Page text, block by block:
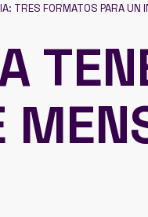
TRES FORMATOS PARA